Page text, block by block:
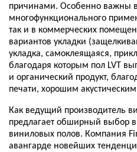
причинами. Особенно важны
многофункционального
так и в коммерческих
вариантов укладки
укладка, самоклеящаяся,
благодаря которым пол LVT
и органический продукт,
печати, хорошим
Как ведущий производитель
предлагает обширный выбор
виниловых полов. Компания
авангарде новейших